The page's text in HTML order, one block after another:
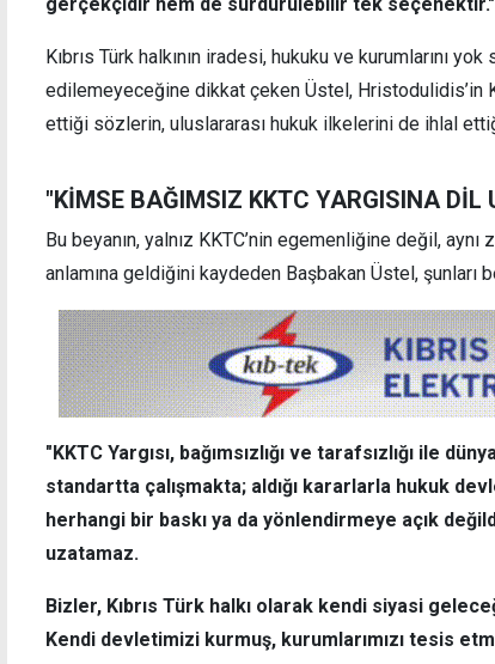
gerçekçidir hem de sürdürülebilir tek seçenektir."
Kıbrıs Türk halkının iradesi, hukuku ve kurumlarını
edilemeyeceğine dikkat çeken Üstel, Hristodulidis’in
ettiği sözlerin, uluslararası hukuk ilkelerini de ihlal
"KİMSE BAĞIMSIZ KKTC YARGISINA DİL
Bu beyanın, yalnız KKTC’nin egemenliğine değil,
anlamına geldiğini kaydeden Başbakan Üstel, şunları
"KKTC Yargısı, bağımsızlığı ve tarafsızlığı ile
standartta çalışmakta; aldığı kararlarla hukuk
herhangi bir baskı ya da yönlendirmeye açık
uzatamaz.
Bizler, Kıbrıs Türk halkı olarak kendi siyasi
Kendi devletimizi kurmuş, kurumlarımızı tesis